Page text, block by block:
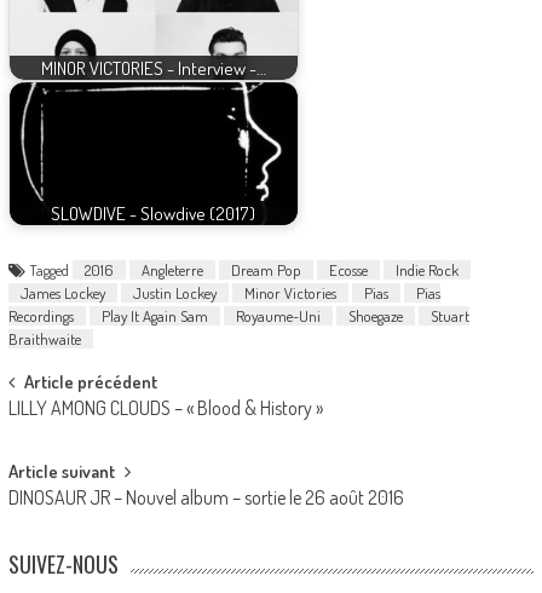
MINOR VICTORIES - Interview -…
SLOWDIVE - Slowdive (2017)
Tagged 2016 Angleterre Dream Pop Ecosse
Indie Rock
James Lockey
Justin Lockey Minor Victories Pias
Pias
Recordings
Play It Again Sam Royaume-Uni Shoegaze
Stuart
Braithwaite
Post
navigation
Article précédent
LILLY AMONG CLOUDS – « Blood & History »
Article suivant
DINOSAUR JR – Nouvel album – sortie le 26 août 2016
SUIVEZ-NOUS